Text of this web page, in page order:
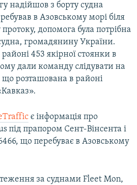
надійшов з борту судна
в Азовському морі біля
допомога була потрібна
громадянину України.
453 якірної стоянки в
дали команду слідувати на
що розташована в районі
є інформація про
під прапором Сент-Вінсента і
що перебуває в Азовському
за суднами Fleet Мon,